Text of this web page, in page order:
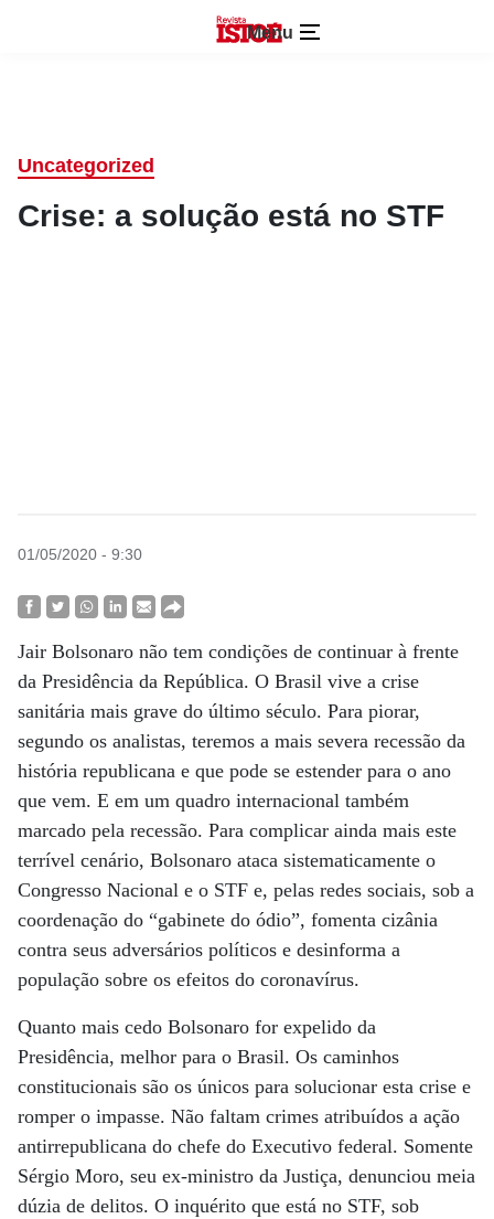
Menu
Uncategorized
Crise: a solução está no STF
01/05/2020 - 9:30
Jair Bolsonaro não tem condições de continuar à frente
da Presidência da República. O Brasil vive a crise
sanitária mais grave do último século. Para piorar,
segundo os analistas, teremos a mais severa recessão da
história republicana e que pode se estender para o ano
que vem. E em um quadro internacional também
marcado pela recessão. Para complicar ainda mais este
terrível cenário, Bolsonaro ataca sistematicamente o
Congresso Nacional e o STF e, pelas redes sociais, sob a
coordenação do “gabinete do ódio”, fomenta cizânia
contra seus adversários políticos e desinforma a
população sobre os efeitos do coronavírus.
Quanto mais cedo Bolsonaro for expelido da
Presidência, melhor para o Brasil. Os caminhos
constitucionais são os únicos para solucionar esta crise e
romper o impasse. Não faltam crimes atribuídos a ação
antirrepublicana do chefe do Executivo federal. Somente
Sérgio Moro, seu ex-ministro da Justiça, denunciou meia
dúzia de delitos. O inquérito que está no STF, sob